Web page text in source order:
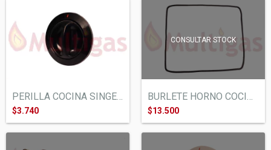
PERILLA COCINA SINGER MACOSER. NEGRA VAS...
$3.740
CONSULTAR STOCK
BURLETE HORNO COCINA FLORENCIA SINGER. 3...
$13.500